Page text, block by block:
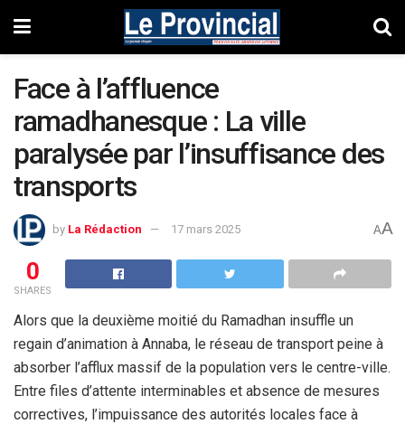
Face à l’affluence
ramadhanesque : La ville
paralysée par l’insuffisance des
transports
by La Rédaction 17 mars 2025 AA
0
SHARES
Alors que la deuxième moitié du Ramadhan insuffle un
regain d’animation à Annaba, le réseau de transport peine à
absorber l’afflux massif de la population vers le centre-ville.
Entre files d’attente interminables et absence de mesures
correctives, l’impuissance des autorités locales face à